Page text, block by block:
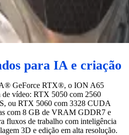
para IA e criação
GeForce RTX®, o ION A65
de vídeo: RTX 5050 com 2560
ou RTX 5060 com 3328 CUDA
com 8 GB de VRAM GDDR7 e
fluxos de trabalho com inteligência
3D e edição em alta resolução.